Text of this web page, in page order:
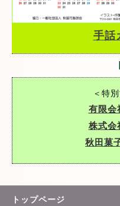
手話
＜特
有限会
株式会
秋田菓
トップページ